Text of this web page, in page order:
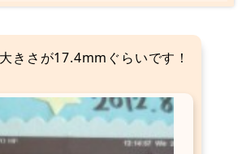
きさが17.4mmぐらいです！